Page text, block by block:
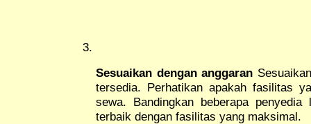
Sesuaikan dengan anggaran
tersedia. Perhatikan apakah fasilitas
sewa. Bandingkan beberapa
terbaik dengan fasilitas yang maksimal.